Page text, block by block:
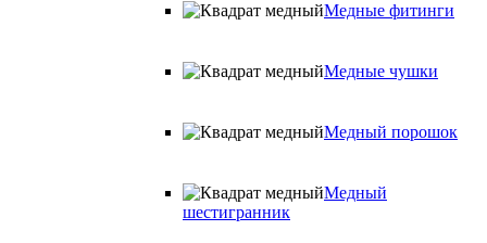
Медные фитинги
Медные чушки
Медный порошок
Медный
шестигранник